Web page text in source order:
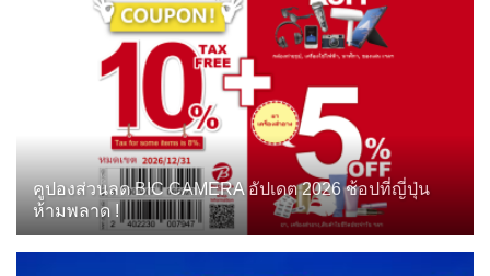
คูปองส่วนลด BIC CAMERA อัปเดต 2026 ช้อปที่ญี่ปุ่น
ห้ามพลาด !